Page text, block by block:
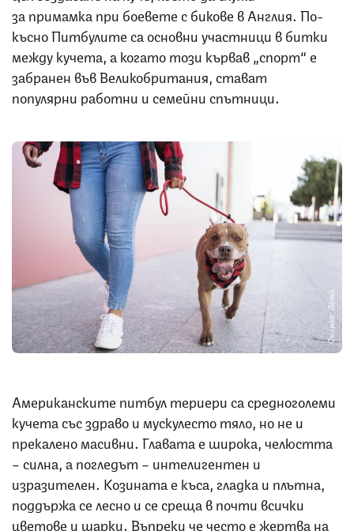
за примамка при боевете с бикове в Англия. По-
късно Питбулите са основни участници в битки
между кучета, а когато този кървав „спорт“ е
забранен във Великобритания, стават
популярни работни и семейни спътници.
Снимка: iStock
Американските питбул териери са средноголеми
кучета със здраво и мускулесто тяло, но не и
прекалено масивни. Главата е широка, челюстта
– силна, а погледът – интелигентен и
изразителен. Козината е къса, гладка и плътна,
поддържа се лесно и се среща в почти всички
цветове и шарки. Въпреки че често е жертва на